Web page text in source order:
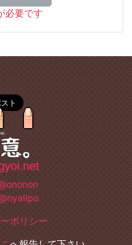
必要です
ポリシー